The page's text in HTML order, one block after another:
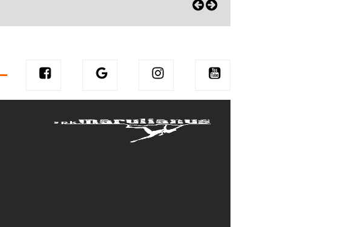
Eni zagrlila Sharmu! Pohvalila